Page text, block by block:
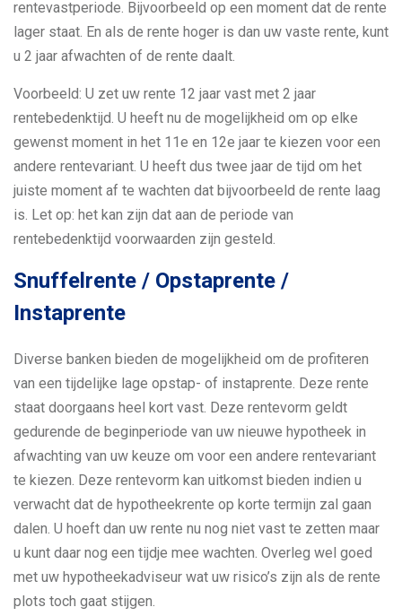
rentevastperiode. Bijvoorbeeld op een moment dat de rente
lager staat. En als de rente hoger is dan uw vaste rente, kunt
u 2 jaar afwachten of de rente daalt.
Voorbeeld: U zet uw rente 12 jaar vast met 2 jaar
rentebedenktijd. U heeft nu de mogelijkheid om op elke
gewenst moment in het 11e en 12e jaar te kiezen voor een
andere rentevariant. U heeft dus twee jaar de tijd om het
juiste moment af te wachten dat bijvoorbeeld de rente laag
is. Let op: het kan zijn dat aan de periode van
rentebedenktijd voorwaarden zijn gesteld.
Snuffelrente / Opstaprente /
Instaprente
Diverse banken bieden de mogelijkheid om de profiteren
van een tijdelijke lage opstap- of instaprente. Deze rente
staat doorgaans heel kort vast. Deze rentevorm geldt
gedurende de beginperiode van uw nieuwe hypotheek in
afwachting van uw keuze om voor een andere rentevariant
te kiezen. Deze rentevorm kan uitkomst bieden indien u
verwacht dat de hypotheekrente op korte termijn zal gaan
dalen. U hoeft dan uw rente nu nog niet vast te zetten maar
u kunt daar nog een tijdje mee wachten. Overleg wel goed
met uw hypotheekadviseur wat uw risico’s zijn als de rente
plots toch gaat stijgen.